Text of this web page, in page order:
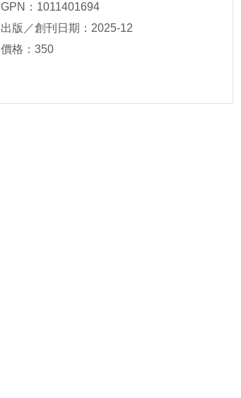
GPN：1011401694
出版／創刊日期：2025-12
價格：350